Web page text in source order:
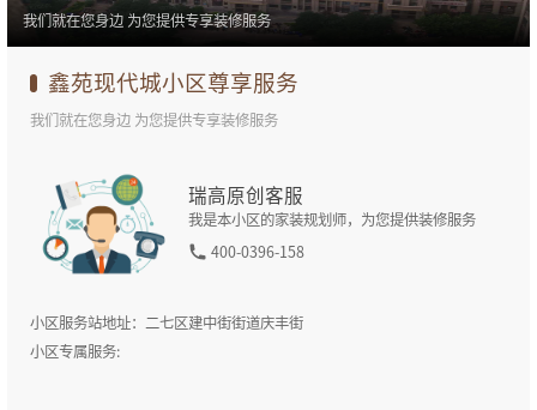
我们就在您身边 为您提供专享装修服务
鑫苑现代城小区尊享服务
我们就在您身边 为您提供专享装修服务
瑞高原创客服
我是本小区的家装规划师，为您提供装修服务
400-0396-158
小区服务站地址： 二七区建中街街道庆丰街
小区专属服务: